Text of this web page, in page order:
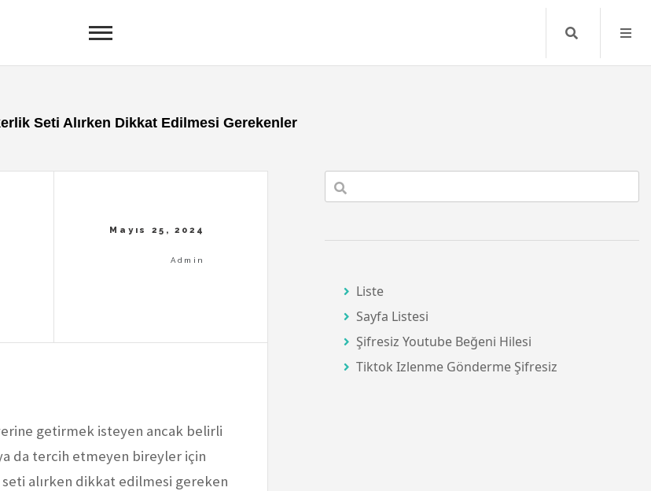
Search
Seti Alırken Dikkat Edilmesi Gerekenler
getirmek isteyen ancak belirli
da tercih etmeyen bireyler için
alırken dikkat edilmesi gereken
Liste
Sayfa Listesi
Şifresiz Youtube Beğeni Hilesi
Tiktok Izlenme Gönderme Şifresiz